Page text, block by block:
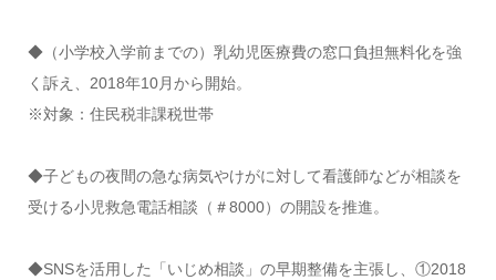
◆（小学校入学前までの）乳幼児医療費の窓口負担無料化を強
く訴え、2018年10月から開始。
※対象：住民税非課税世帯
◆子どもの夜間の急な病気やけがに対して看護師などが相談を
受ける小児救急電話相談（＃8000）の開設を推進。
◆SNSを活用した「いじめ相談」の早期整備を主張し、①2018